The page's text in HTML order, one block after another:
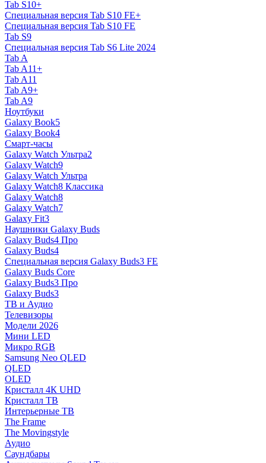
Tab S10+
Специальная версия Tab S10 FE+
Специальная версия Tab S10 FE
Tab S9
Специальная версия Tab S6 Lite 2024
Tab A
Tab A11+
Tab A11
Tab A9+
Tab A9
Ноутбуки
Galaxy Book5
Galaxy Book4
Смарт-часы
Galaxy Watch Ультра2
Galaxy Watch9
Galaxy Watch Ультра
Galaxy Watch8 Классика
Galaxy Watch8
Galaxy Watch7
Galaxy Fit3
Наушники Galaxy Buds
Galaxy Buds4 Про
Galaxy Buds4
Специальная версия Galaxy Buds3 FE
Galaxy Buds Core
Galaxy Buds3 Про
Galaxy Buds3
ТВ и Аудио
Телевизоры
Модели 2026
Мини LED
Микро RGB
Samsung Neo QLED
QLED
OLED
Кристалл 4К UHD
Кристалл ТВ
Интерьерные ТВ
The Frame
The Movingstyle
Аудио
Саундбары